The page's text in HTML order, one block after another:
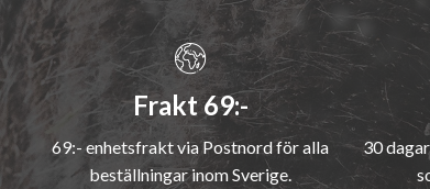
Frakt 69:-
69:- enhetsfrakt via Postnord för alla
beställningar inom Sverige.
30